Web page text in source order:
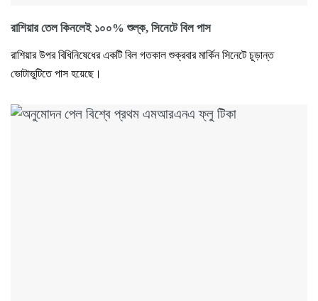
রাশিয়ার তেল কিনলেই ১০০% শুল্ক, সিনেটে বিল পাস
রাশিয়ার উপর বিধিনিষেধের একটি বিল গতকাল শুক্রবার মার্কিন সিনেটে চূড়ান্ত
ভোটাভুটিতে পাস হয়েছে।